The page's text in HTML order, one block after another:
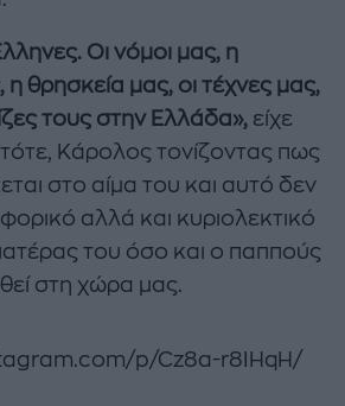
Οι νόμοι μας, η
η θρησκεία μας, οι τέχνες μας,
τους στην Ελλάδα», είχε
τότε, Κάρολος τονίζοντας πως
στο αίμα του και αυτό δεν
αλλά και κυριολεκτικό
του όσο και ο παππούς
στη χώρα μας.
p/Cz8a-r8IHqH/